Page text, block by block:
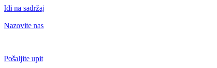
Idi na sadržaj
Nazovite nas
Pošaljite upit